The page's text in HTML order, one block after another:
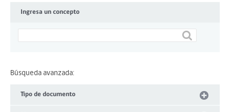
Ingresa un concepto
Búsqueda avanzada:
Tipo de documento